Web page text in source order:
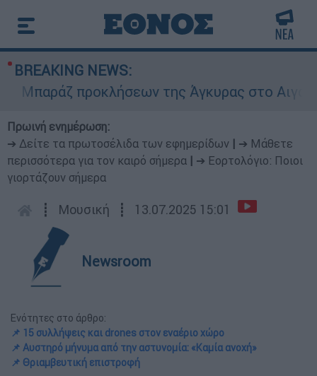
BREAKING NEWS:
προκλήσεων της Άγκυρας στο Αιγαίο:
Πρωινή ενημέρωση:
➔ Δείτε τα πρωτοσέλιδα των εφημερίδων
➔ Μάθετε
περισσότερα για τον καιρό σήμερα
➔ Εορτολόγιο: Ποιοι
γιορτάζουν σήμερα
┋ Μουσική ┋ 13.07.2025 15:01
Newsroom
Ενότητες στο άρθρο:
📌 15 συλλήψεις και drones στον εναέριο χώρο
📌 Αυστηρό μήνυμα από την αστυνομία: «Καμία ανοχή»
📌 Θριαμβευτική επιστροφή